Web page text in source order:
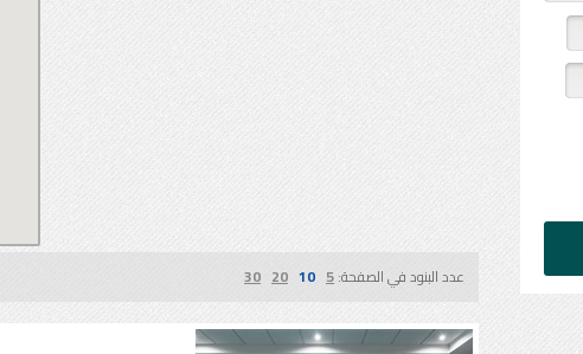
عدد البنود في الصفحة:5
10
20
30